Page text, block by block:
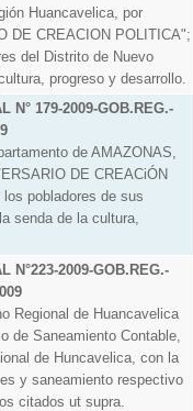
Huancavelica, por
DE CREACION POLITICA";
del Distrito de Nuevo
progreso y desarrollo.
N° 179-2009-GOB.REG.-
de AMAZONAS,
DE CREACiÓN
pobladores de sus
senda de la cultura,
N°223-2009-GOB.REG.-
Regional de Huancavelica
de Saneamiento Contable,
de Huncavelica, con la
y saneamiento respectivo
citados ut supra.